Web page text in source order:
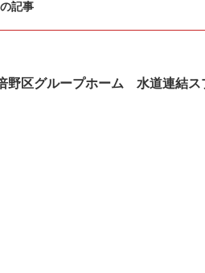
記事
野区グループホーム 水道連結ス